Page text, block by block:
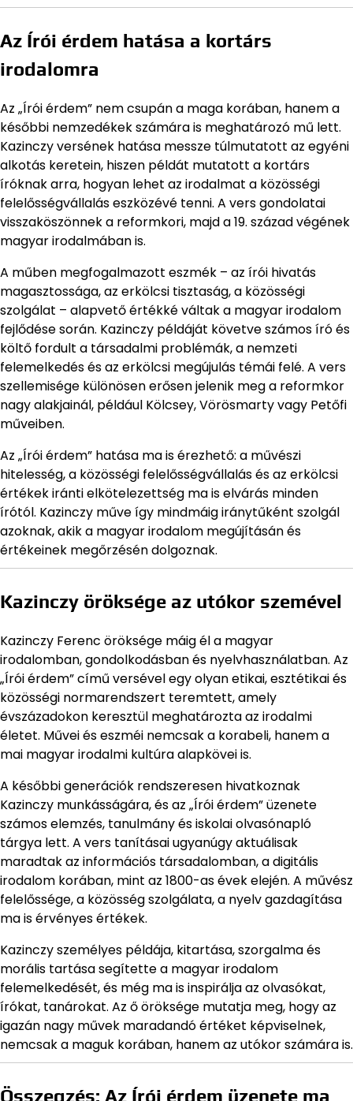
Az Írói érdem hatása a kortárs
irodalomra
Az „Írói érdem” nem csupán a maga korában, hanem a
későbbi nemzedékek számára is meghatározó mű lett.
Kazinczy versének hatása messze túlmutatott az egyéni
alkotás keretein, hiszen példát mutatott a kortárs
íróknak arra, hogyan lehet az irodalmat a közösségi
felelősségvállalás eszközévé tenni. A vers gondolatai
visszaköszönnek a reformkori, majd a 19. század végének
magyar irodalmában is.
A műben megfogalmazott eszmék – az írói hivatás
magasztossága, az erkölcsi tisztaság, a közösségi
szolgálat – alapvető értékké váltak a magyar irodalom
fejlődése során. Kazinczy példáját követve számos író és
költő fordult a társadalmi problémák, a nemzeti
felemelkedés és az erkölcsi megújulás témái felé. A vers
szellemisége különösen erősen jelenik meg a reformkor
nagy alakjainál, például Kölcsey, Vörösmarty vagy Petőfi
műveiben.
Az „Írói érdem” hatása ma is érezhető: a művészi
hitelesség, a közösségi felelősségvállalás és az erkölcsi
értékek iránti elkötelezettség ma is elvárás minden
írótól. Kazinczy műve így mindmáig iránytűként szolgál
azoknak, akik a magyar irodalom megújításán és
értékeinek megőrzésén dolgoznak.
Kazinczy öröksége az utókor szemével
Kazinczy Ferenc öröksége máig él a magyar
irodalomban, gondolkodásban és nyelvhasználatban. Az
„Írói érdem” című versével egy olyan etikai, esztétikai és
közösségi normarendszert teremtett, amely
évszázadokon keresztül meghatározta az irodalmi
életet. Művei és eszméi nemcsak a korabeli, hanem a
mai magyar irodalmi kultúra alapkövei is.
A későbbi generációk rendszeresen hivatkoznak
Kazinczy munkásságára, és az „Írói érdem” üzenete
számos elemzés, tanulmány és iskolai olvasónapló
tárgya lett. A vers tanításai ugyanúgy aktuálisak
maradtak az információs társadalomban, a digitális
irodalom korában, mint az 1800-as évek elején. A művész
felelőssége, a közösség szolgálata, a nyelv gazdagítása
ma is érvényes értékek.
Kazinczy személyes példája, kitartása, szorgalma és
morális tartása segítette a magyar irodalom
felemelkedését, és még ma is inspirálja az olvasókat,
írókat, tanárokat. Az ő öröksége mutatja meg, hogy az
igazán nagy művek maradandó értéket képviselnek,
nemcsak a maguk korában, hanem az utókor számára is.
Összegzés: Az Írói érdem üzenete ma